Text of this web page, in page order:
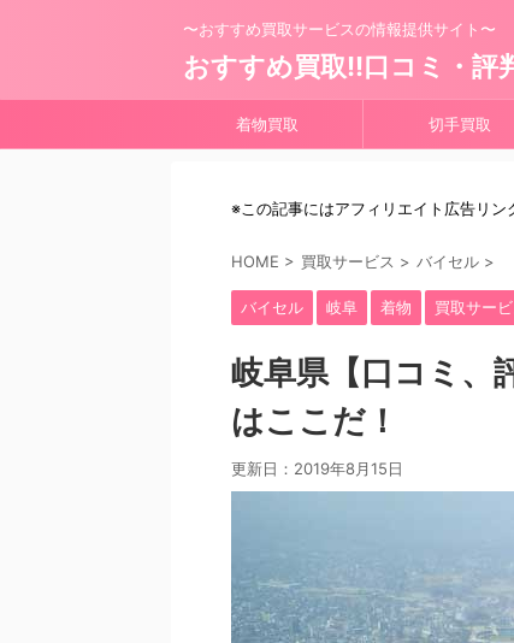
〜おすすめ買取サービスの情報提供サイト〜
おすすめ買取!!口コミ・評
着物買取 切手買取
※この記事にはアフィリエイト広告リン
HOME > 買取サービス > バイセル >
バイセル 岐阜 着物 買取サー
岐阜県【口コミ、
はここだ！
更新日： 2019年8月15日